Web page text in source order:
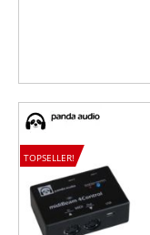
TOPSELLER!